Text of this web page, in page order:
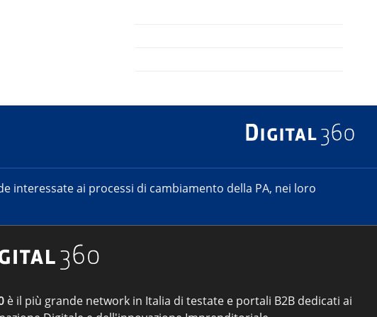
interessate ai processi di cambiamento della PA, nei loro
è il più grande network in Italia di testate e portali B2B dedicati ai